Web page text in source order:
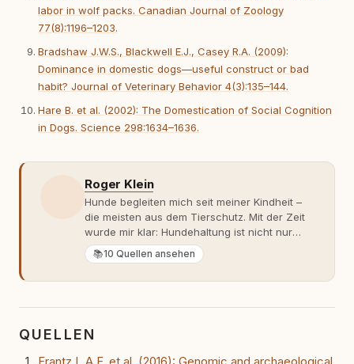
labor in wolf packs. Canadian Journal of Zoology
77(8):1196–1203.
Bradshaw J.W.S., Blackwell E.J., Casey R.A. (2009):
Dominance in domestic dogs—useful construct or bad
habit? Journal of Veterinary Behavior 4(3):135–144.
Hare B. et al. (2002): The Domestication of Social Cognition
in Dogs. Science 298:1634–1636.
Roger Klein
Hunde begleiten mich seit meiner Kindheit –
die meisten aus dem Tierschutz. Mit der Zeit
wurde mir klar: Hundehaltung ist nicht nur
Gefühl, sondern Verantwortung und
Fachwissen. Der Wendepunkt kam mit meinem
Verhaltensbiologie, Trainingsethik und
auseinanderzusetzen. Nach meiner Erfahrung
📚10 Quellen ansehen
QUELLEN